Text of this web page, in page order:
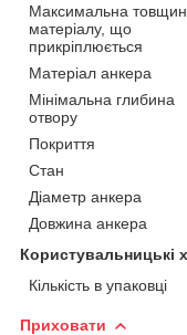
Максимальна
матеріалу, що
прикріплюється
Матеріал анкера
Мінімальна глибина
отвору
Покриття
Стан
Діаметр анкера
Довжина анкера
Користувальницькі
Кількість в упаковці
Приховати